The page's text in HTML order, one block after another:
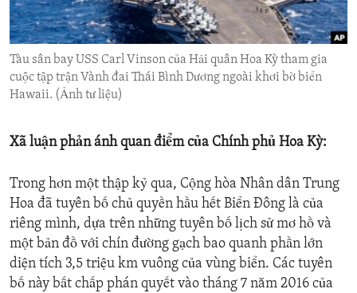
IDEALS AND INSTITUTIONS
Tàu sân bay USS Carl Vinson của Hải quân Hoa Kỳ tham gia
cuộc tập trận Vành đai Thái Bình Dương ngoài khơi bờ biển
Hawaii. (Ảnh tư liệu)
Xã luận phản ánh quan điểm của Chính phủ Hoa Kỳ:
Trong hơn một thập kỷ qua, Cộng hòa Nhân dân Trung
Hoa đã tuyên bố chủ quyền hầu hết Biển Đông là của
riêng mình, dựa trên những tuyên bố lịch sử mơ hồ và
một bản đồ với chín đường gạch bao quanh phần lớn
diện tích 3,5 triệu km vuông của vùng biển. Các tuyên
bố này bất chấp phán quyết vào tháng 7 năm 2016 của